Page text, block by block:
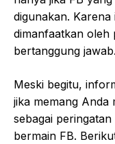
digunakan.
dimanfaatkan oleh
bertanggung jawab.
Meski begitu,
jika memang Anda
sebagai
bermain FB.